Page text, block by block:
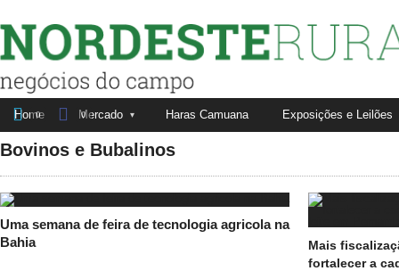
Nordeste Rural
 0  0
Fale conosco Anuncie aqui
Home Mercado Haras Camuana Exposições e Leilões
Bovinos e Bubalinos
Uma semana de feira de tecnologia agricola na
Bahia
Mais
fortalecer a